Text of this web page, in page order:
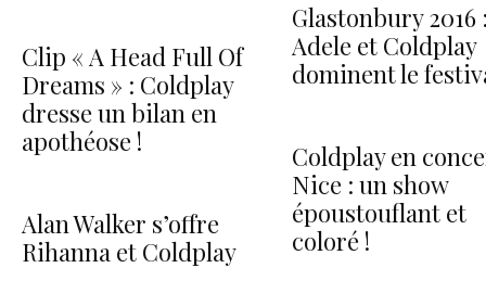
Clip « A Head Full Of
Dreams » : Coldplay
dresse un bilan en
apothéose !
Alan Walker s’offre
Rihanna et Coldplay
Glastonbury 2016
Adele et Coldplay
dominent le
Coldplay en
Nice : un show
époustouflant et
coloré !